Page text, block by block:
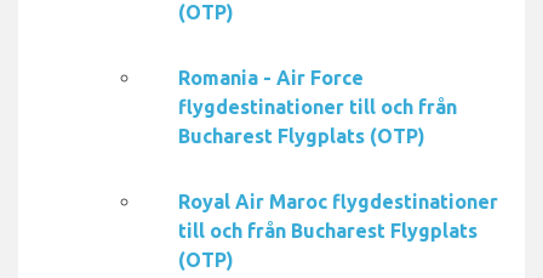
(OTP)
Romania - Air Force
flygdestinationer till och från
Bucharest Flygplats (OTP)
Royal Air Maroc flygdestinationer
till och från Bucharest Flygplats
(OTP)